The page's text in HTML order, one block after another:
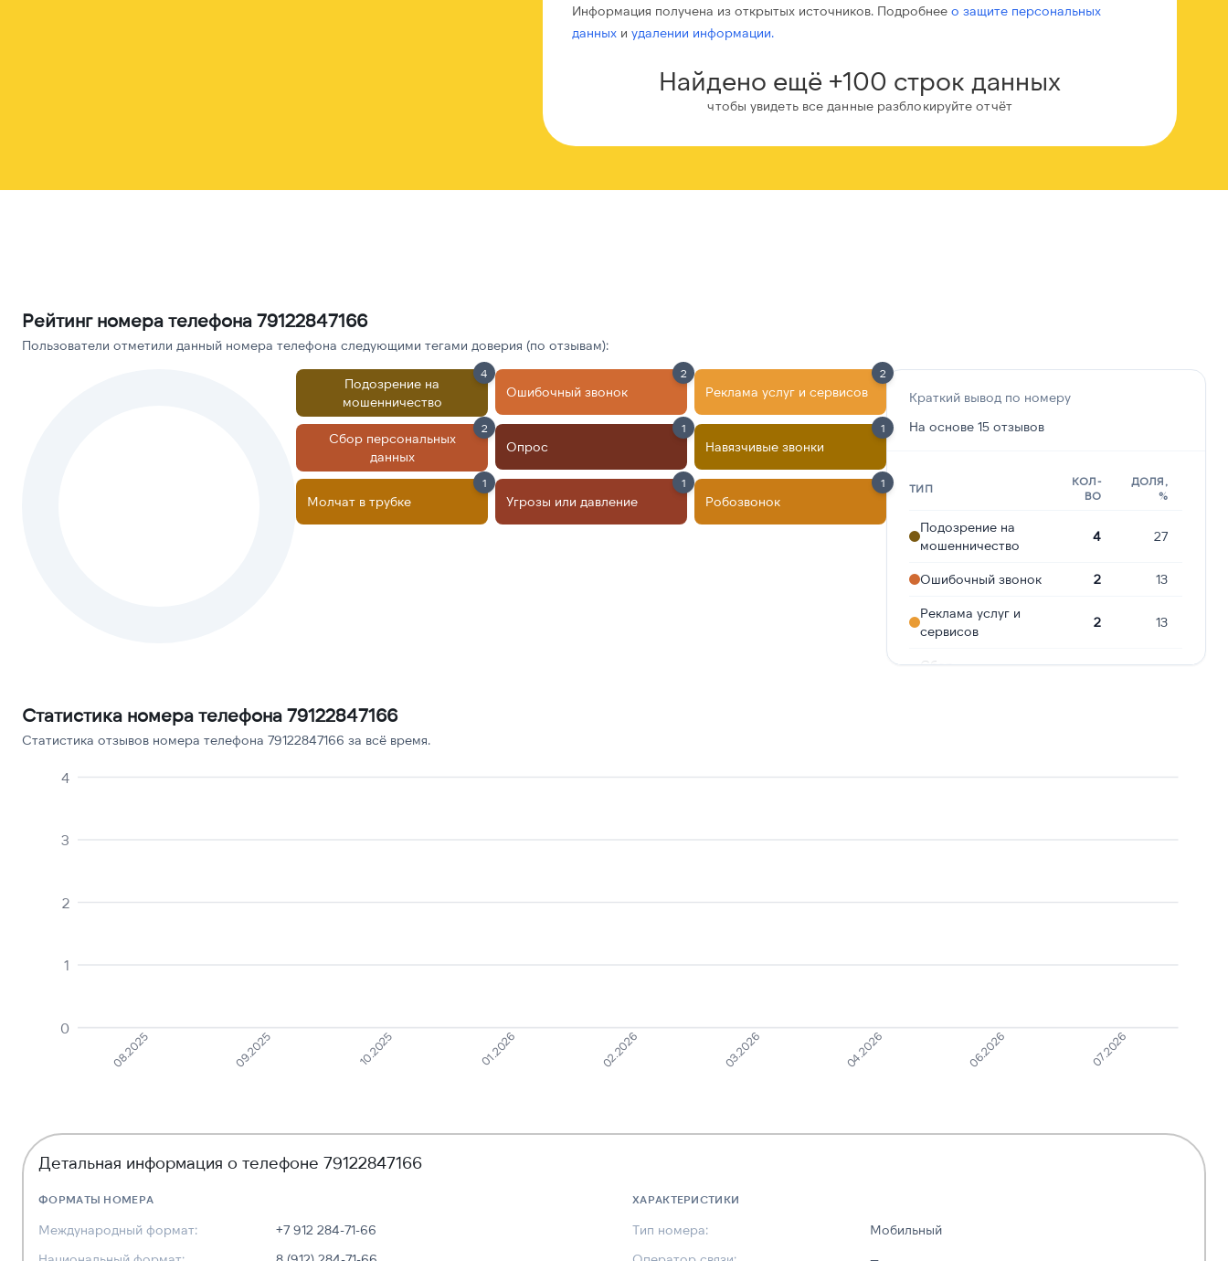
Информация получена из открытых источников. Подробнеео защите персональных
данных иудалении информации.
Найдено ещё +100 строк данных
чтобы увидеть все данные разблокируйте отчёт
Рейтинг номера телефона 79122847166
Пользователи отметили данный номера телефона следующими тегами доверия (по отзывам):
Подозрение на
мошенничество
4
Ошибочный звонок
2
Реклама услуг и сервисов
2
Сбор персональных
данных
2
Опрос
1
Навязчивые звонки
1
Молчат в трубке
1
Угрозы или давление
1
Робозвонок
1
Краткий вывод по номеру
На основе 15 отзывов
ТИП
КОЛ-
ВО
ДОЛЯ,
%
Подозрение на
мошенничество
4 27
Ошибочный звонок 2 13
Реклама услуг и
сервисов
2 13
Сбор
Статистика номера телефона 79122847166
Статистика отзывов номера телефона 79122847166 за всё время.
0
1
2
3
4
08.2025 09.2025 10.2025 01.2026 02.2026 03.2026 04.2026 06.2026 07.2026
Детальная информация о телефоне 79122847166
ФОРМАТЫ НОМЕРА
Международный формат:
+7 912 284-71-66
ХАРАКТЕРИСТИКИ
Тип номера:
Мобильный